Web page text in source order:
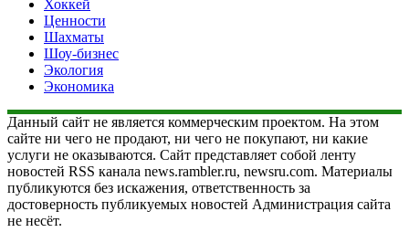
Хоккей
Ценности
Шахматы
Шоу-бизнес
Экология
Экономика
Данный сайт не является коммерческим проектом. На этом
сайте ни чего не продают, ни чего не покупают, ни какие
услуги не оказываются. Сайт представляет собой ленту
новостей RSS канала news.rambler.ru, newsru.com. Материалы
публикуются без искажения, ответственность за
достоверность публикуемых новостей Администрация сайта
не несёт.